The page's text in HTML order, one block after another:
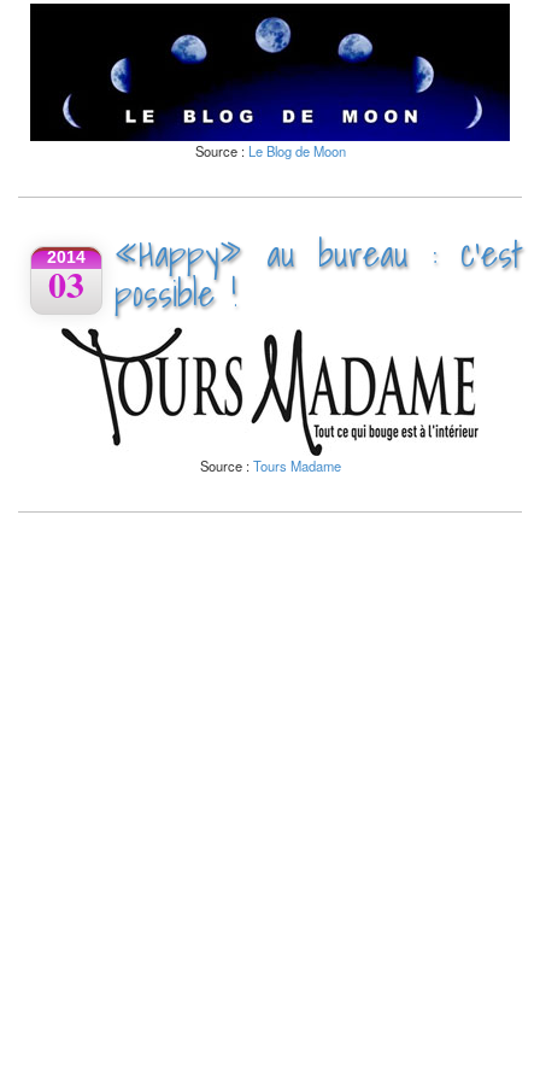
Source : Le Blog de Moon
2014
03
«Happy» au bureau : c’est
possible !
Source :Tours Madame